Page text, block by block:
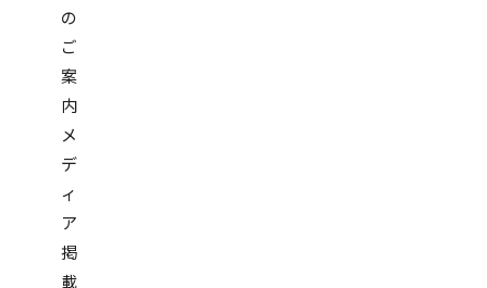
の
ご
案
内
メ
デ
ィ
ア
掲
載